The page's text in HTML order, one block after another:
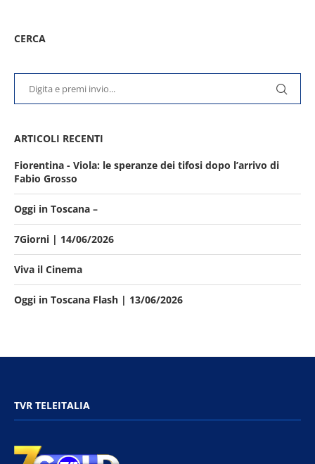
CERCA
ARTICOLI RECENTI
Fiorentina - Viola: le speranze dei tifosi dopo l’arrivo di
Fabio Grosso
Oggi in Toscana –
7Giorni | 14/06/2026
Viva il Cinema
Oggi in Toscana Flash | 13/06/2026
TVR TELEITALIA